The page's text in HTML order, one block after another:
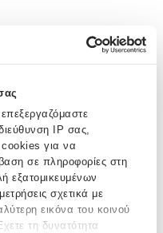
επεξεργαζόμαστε
IP σας,
για να
σε πληροφορίες στη
εξατομικευμένων
σχετικά με
εικόνα του κοινού
τη δυνατότητα